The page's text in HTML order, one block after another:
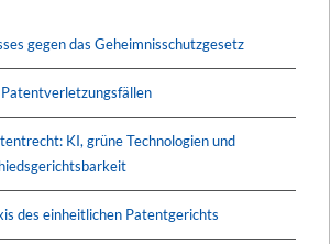
gegen das Geheimnisschutzgesetz
KI, grüne Technologien und
des einheitlichen Patentgerichts